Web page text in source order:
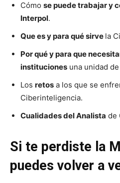
Cómo se puede trabajar y
Interpol.
Que es y para qué sirve la
Por qué y para que
instituciones una unidad
Los retos a los que se
Ciberinteligencia.
Cualidades del Analista de
Si te perdiste la
puedes volver a